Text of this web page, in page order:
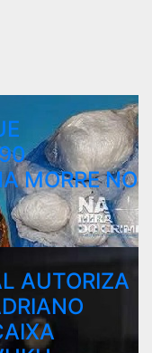
MORRE NO
AUTORIZA